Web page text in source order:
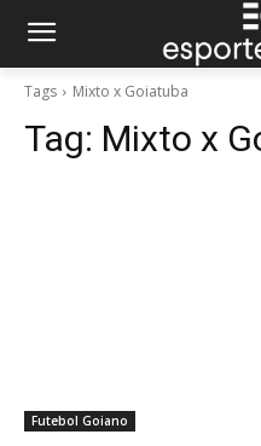
Tags Mixto x Goiatuba
Tag: Mixto x
Futebol Goiano